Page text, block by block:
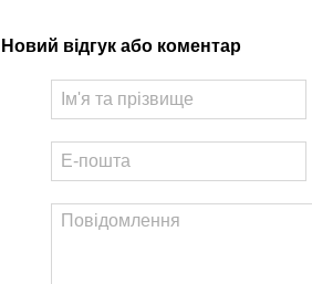
Новий відгук або коментар